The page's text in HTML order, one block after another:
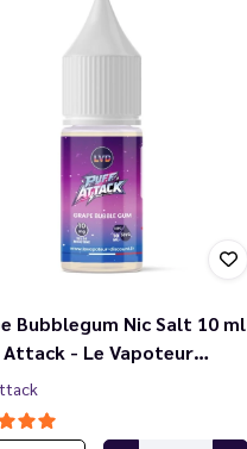
Bubblegum Nic Salt 10 ml
- Le Vapoteur…